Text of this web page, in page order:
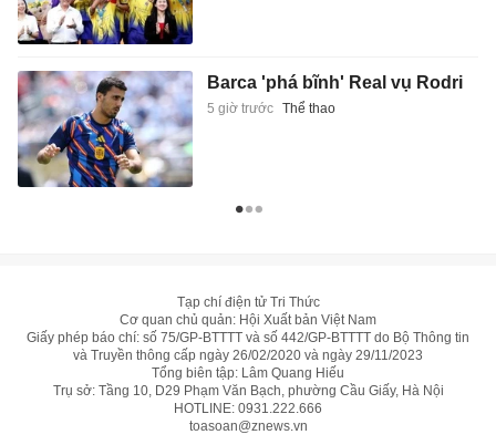
Barca 'phá bĩnh' Real vụ Rodri
5 giờ trước Thể thao
Tạp chí điện tử Tri Thức
Cơ quan chủ quản: Hội Xuất bản Việt Nam
Giấy phép báo chí: số 75/GP-BTTTT và số 442/GP-BTTTT do Bộ Thông tin
và Truyền thông cấp ngày 26/02/2020 và ngày 29/11/2023
Tổng biên tập: Lâm Quang Hiếu
Trụ sở: Tầng 10, D29 Phạm Văn Bạch, phường Cầu Giấy, Hà Nội
HOTLINE: 0931.222.666
toasoan@znews.vn